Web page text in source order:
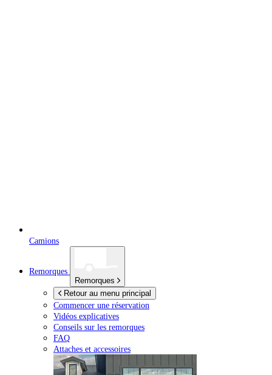
Camions
Remorques
Remorques
Retour au menu principal
Commencer une réservation
Vidéos explicatives
Conseils sur les remorques
FAQ
Attaches et accessoires